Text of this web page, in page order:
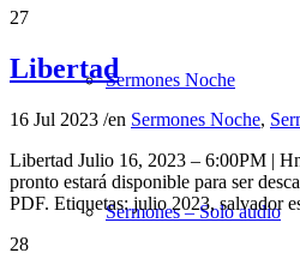
Sermones Noche
Sermones – Solo audio
27
Libertad
16 Jul 2023 /en Sermones Noche,
Libertad Julio 16, 2023 – 6:00PM |
pronto estará disponible para ser
PDF. Etiquetas: julio 2023, salvador
28